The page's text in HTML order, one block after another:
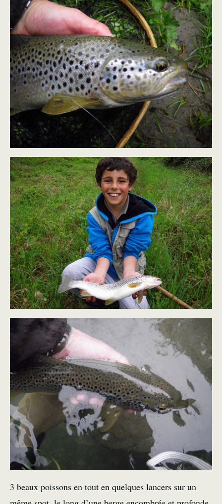
3 beaux poissons en tout en quelques lancers sur un